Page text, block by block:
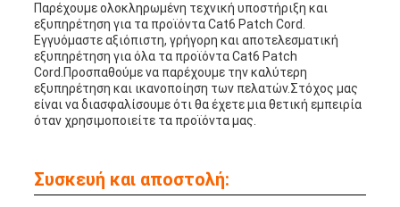
Παρέχουμε ολοκληρωμένη τεχνική υποστήριξη και
εξυπηρέτηση για τα προϊόντα Cat6 Patch Cord.
Εγγυόμαστε αξιόπιστη, γρήγορη και αποτελεσματική
εξυπηρέτηση για όλα τα προϊόντα Cat6 Patch
Cord.Προσπαθούμε να παρέχουμε την καλύτερη
εξυπηρέτηση και ικανοποίηση των πελατών.Στόχος μας
είναι να διασφαλίσουμε ότι θα έχετε μια θετική εμπειρία
όταν χρησιμοποιείτε τα προϊόντα μας.
Συσκευή και αποστολή: